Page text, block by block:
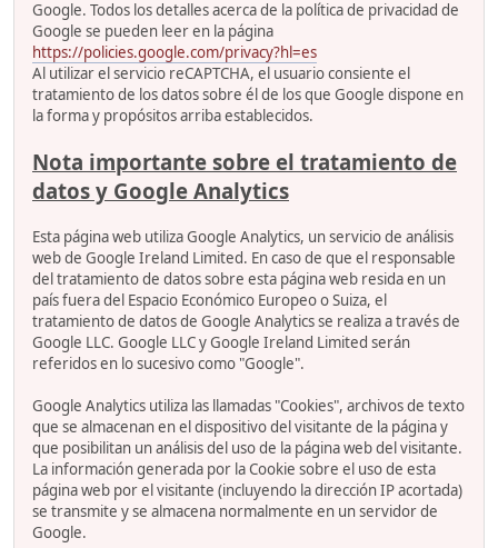
Google. Todos los detalles acerca de la política de privacidad de
Google se pueden leer en la página
https://policies.google.com/privacy?hl=es
Al utilizar el servicio reCAPTCHA, el usuario consiente el
tratamiento de los datos sobre él de los que Google dispone en
la forma y propósitos arriba establecidos.
Nota importante sobre el tratamiento de
datos y Google Analytics
Esta página web utiliza Google Analytics, un servicio de análisis
web de Google Ireland Limited. En caso de que el responsable
del tratamiento de datos sobre esta página web resida en un
país fuera del Espacio Económico Europeo o Suiza, el
tratamiento de datos de Google Analytics se realiza a través de
Google LLC. Google LLC y Google Ireland Limited serán
referidos en lo sucesivo como "Google".
Google Analytics utiliza las llamadas "Cookies", archivos de texto
que se almacenan en el dispositivo del visitante de la página y
que posibilitan un análisis del uso de la página web del visitante.
La información generada por la Cookie sobre el uso de esta
página web por el visitante (incluyendo la dirección IP acortada)
se transmite y se almacena normalmente en un servidor de
Google.